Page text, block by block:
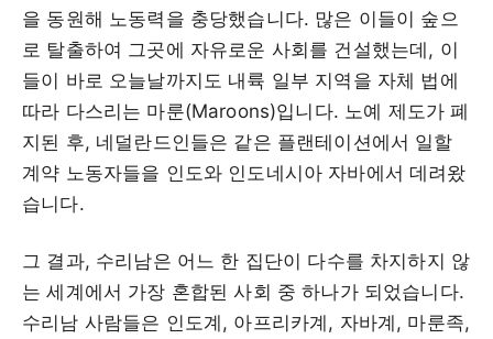
을 동원해 노동력을 충당했습니다. 많은 이들이 숲으
로 탈출하여 그곳에 자유로운 사회를 건설했는데, 이
들이 바로 오늘날까지도 내륙 일부 지역을 자체 법에
따라 다스리는 마룬(Maroons)입니다. 노예 제도가 폐
지된 후, 네덜란드인들은 같은 플랜테이션에서 일할
계약 노동자들을 인도와 인도네시아 자바에서 데려왔
습니다.
그 결과, 수리남은 어느 한 집단이 다수를 차지하지 않
는 세계에서 가장 혼합된 사회 중 하나가 되었습니다.
수리남 사람들은 인도계, 아프리카계, 자바계, 마룬족,